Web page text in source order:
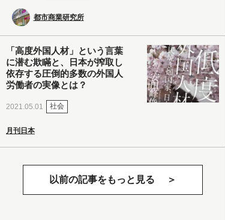
都市商業研究所
「高度外国人材」という言葉
に潜む欺瞞と、日本が搾取し
依存する圧倒的多数の外国人
労働者の実像とは？
2021.05.01 社会
月刊日本
以前の記事をもっと見る